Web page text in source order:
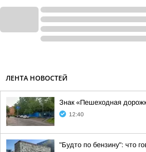
ЛЕНТА НОВОСТЕЙ
Знак «Пешеходная
12:40
"Будто по бензину": что